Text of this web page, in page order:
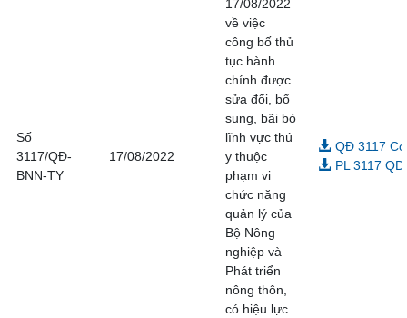
Số
3117/QĐ-
BNN-TY
17/08/2022
17/08/2022
về việc
công bố thủ
tục hành
chính được
sửa đổi, bổ
sung, bãi bỏ
lĩnh vực thú
y thuộc
phạm vi
chức năng
quản lý của
Bộ Nông
nghiệp và
Phát triển
nông thôn,
có hiệu lực
QĐ 3117
PL 3117